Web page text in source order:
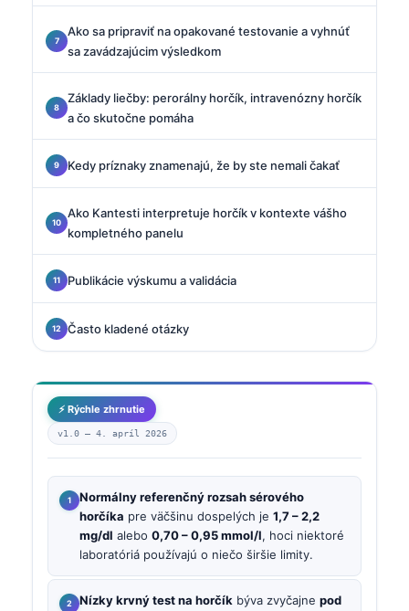
Ako sa pripraviť na opakované testovanie a vyhnúť
sa zavádzajúcim výsledkom
Základy liečby: perorálny horčík, intravenózny horčík
a čo skutočne pomáha
Kedy príznaky znamenajú, že by ste nemali čakať
Ako Kantesti interpretuje horčík v kontexte vášho
kompletného panelu
Publikácie výskumu a validácia
Často kladené otázky
⚡ Rýchle zhrnutie
v1.0 — 4. apríl 2026
Normálny referenčný rozsah sérového
horčíka pre väčšinu dospelých je 1,7 – 2,2
mg/dl alebo 0,70 – 0,95 mmol/l, hoci niektoré
laboratóriá používajú o niečo širšie limity.
Nízky krvný test na horčík býva zvyčajne pod